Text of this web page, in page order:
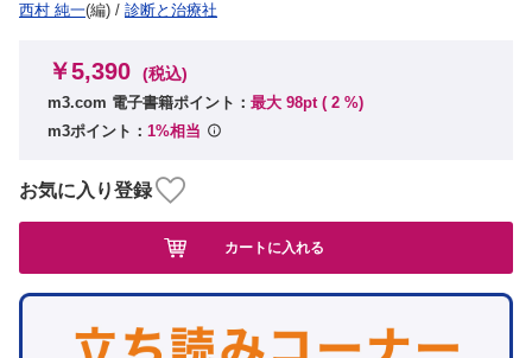
西村 純一(編) / 診断と治療社
￥5,390 (税込)
m3.com 電子書籍ポイント： 最大 98pt ( 2 %)
m3ポイント： 1%相当
お気に入り登録
カートに入れる